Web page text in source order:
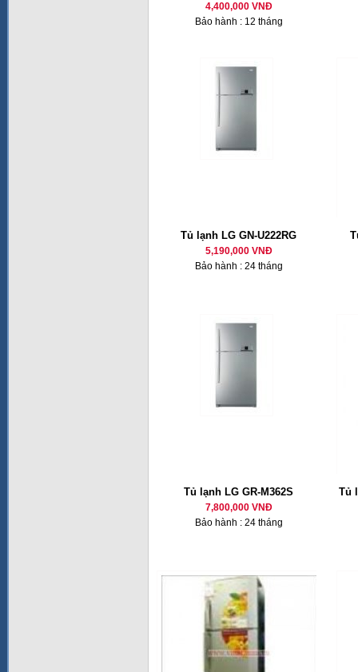
4,400,000 VNĐ
Bảo hành : 12 tháng
Tủ lạnh LG GN-U222RG
5,190,000 VNĐ
Bảo hành : 24 tháng
Tủ lạnh LG GR-M362S
7,800,000 VNĐ
Bảo hành : 24 tháng
Tủ